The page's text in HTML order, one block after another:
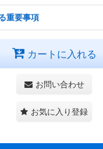
重要事項
カートに入れる
お問い合わせ
お気に入り登録